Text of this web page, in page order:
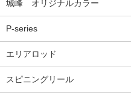
城峰 オリジナルカラー
P-series
エリアロッド
スピニングリール